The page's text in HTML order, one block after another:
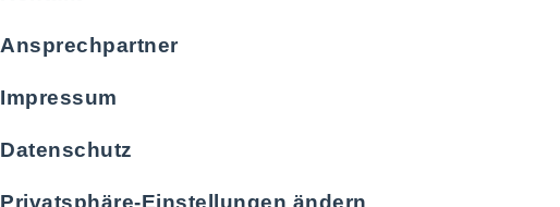
Ansprechpartner
Impressum
Datenschutz
Privatsphäre-Einstellungen ändern